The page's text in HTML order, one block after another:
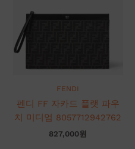
FENDI
펜디 FF 자카드 플랫 파우
치 미디엄 8057712942762
827,000원